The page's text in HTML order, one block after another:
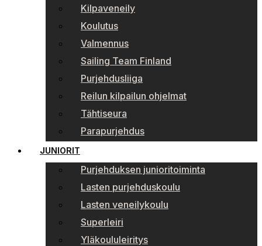
Kilpaveneily
Koulutus
Valmennus
Sailing Team Finland
Purjehdusliiga
Reilun kilpailun ohjelmat
Tähtiseura
Parapurjehdus
JUNIORIT
Purjehduksen junioritoiminta
Lasten purjehduskoulu
Lasten veneilykoulu
Superleiri
Yläkoululeiritys